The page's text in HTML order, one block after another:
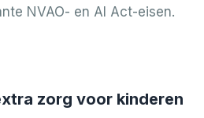
NVAO- en AI Act-eisen.
zorg voor kinderen